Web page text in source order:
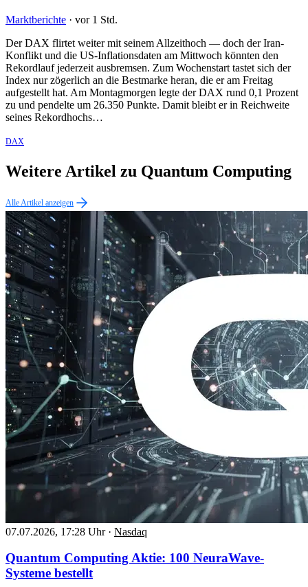
Marktberichte · vor 1 Std.
Der DAX flirtet weiter mit seinem Allzeithoch — doch der Iran-
Konflikt und die US-Inflationsdaten am Mittwoch könnten den
Rekordlauf jederzeit ausbremsen. Zum Wochenstart tastet sich der
Index nur zögerlich an die Bestmarke heran, die er am Freitag
aufgestellt hat. Am Montagmorgen legte der DAX rund 0,1 Prozent
zu und pendelte um 26.350 Punkte. Damit bleibt er in Reichweite
seines Rekordhochs…
DAX
Weitere Artikel zu Quantum Computing
Alle Artikel anzeigen
07.07.2026, 17:28 Uhr · Nasdaq
Quantum Computing Aktie: 100 NeuraWave-
Systeme bestellt